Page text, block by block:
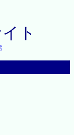
ト